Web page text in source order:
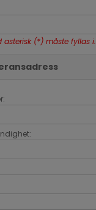
asterisk (*) måste fyllas i.